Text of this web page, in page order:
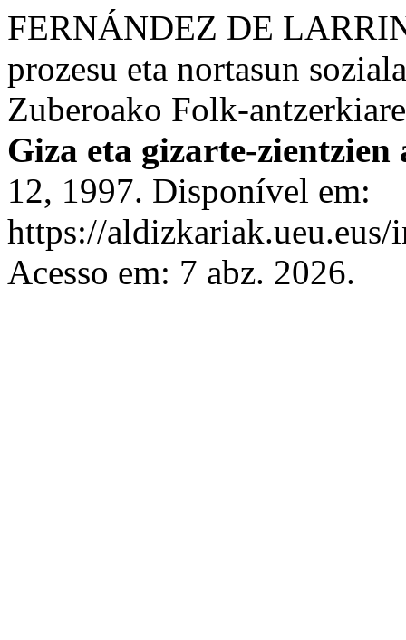
FERNÁNDEZ DE
prozesu eta nortasun
Zuberoako Folk-
Giza eta gizarte-
12, 1997. Disponível em:
https://
Acesso em: 7 abz. 2026.